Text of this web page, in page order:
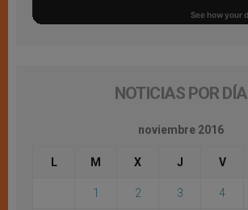
NOTICIAS POR DÍA
noviembre 2016
L M X J V
1 2 3 4